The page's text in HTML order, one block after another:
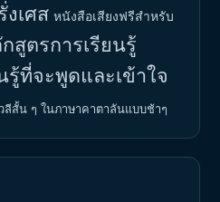
งเศส หนังสือเสียงฟรีสำหรับ
สูตรการเรียนรู้
รู้ที่จะพูดและเข้าใจ
ลีสั้น ๆ ในภาษาคาตาลันแบบช้าๆ